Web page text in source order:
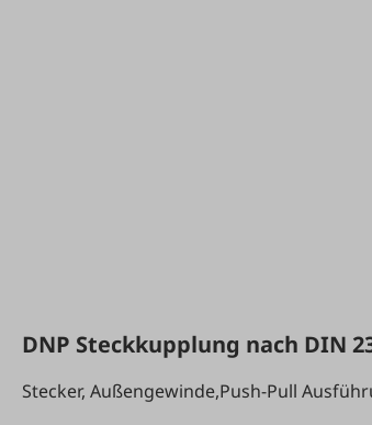
DNP Steckkupplung nach DIN
Stecker, Außengewinde,Push-Pull